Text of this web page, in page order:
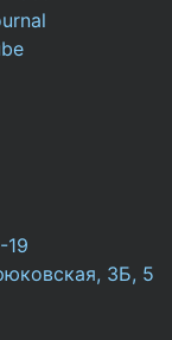
19
3Б, 5